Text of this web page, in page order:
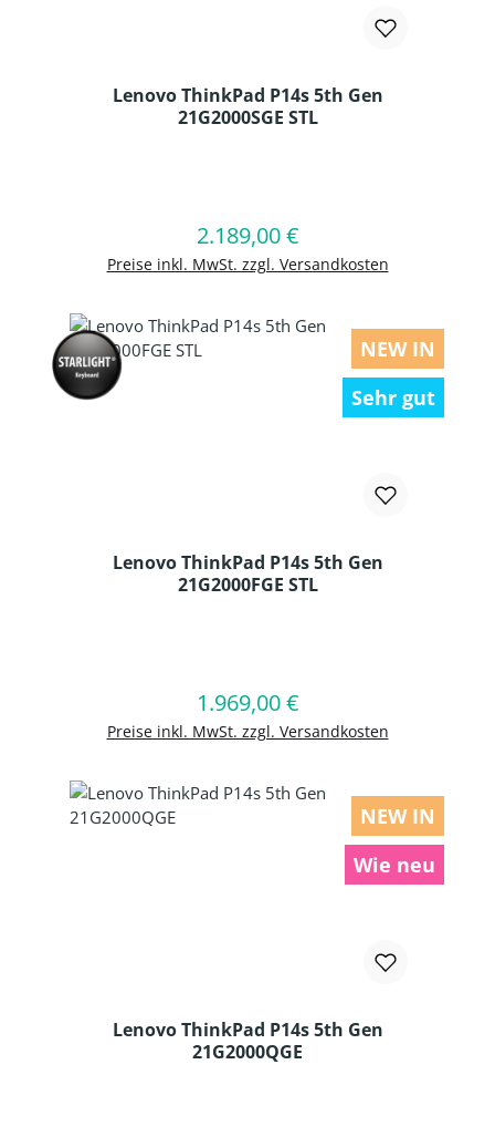
Lenovo ThinkPad P14s 5th Gen
21G2000SGE STL
Regulärer Preis:
2.189,00 €
Preise inkl. MwSt. zzgl. Versandkosten
In den Warenkorb
NEW IN
Sehr gut
Lenovo ThinkPad P14s 5th Gen
21G2000FGE STL
Regulärer Preis:
1.969,00 €
Preise inkl. MwSt. zzgl. Versandkosten
In den Warenkorb
NEW IN
Wie neu
Lenovo ThinkPad P14s 5th Gen
21G2000QGE